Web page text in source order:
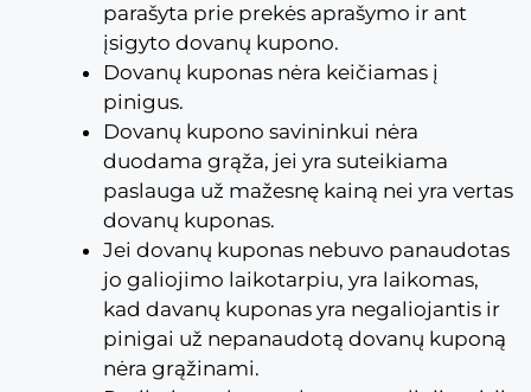
parašyta prie prekės aprašymo ir ant
įsigyto dovanų kupono.
Dovanų kuponas nėra keičiamas į
pinigus.
Dovanų kupono savininkui nėra
duodama grąža, jei yra suteikiama
paslauga už mažesnę kainą nei yra vertas
dovanų kuponas.
Jei dovanų kuponas nebuvo panaudotas
jo galiojimo laikotarpiu, yra laikomas,
kad davanų kuponas yra negaliojantis ir
pinigai už nepanaudotą dovanų kuponą
nėra grąžinami.